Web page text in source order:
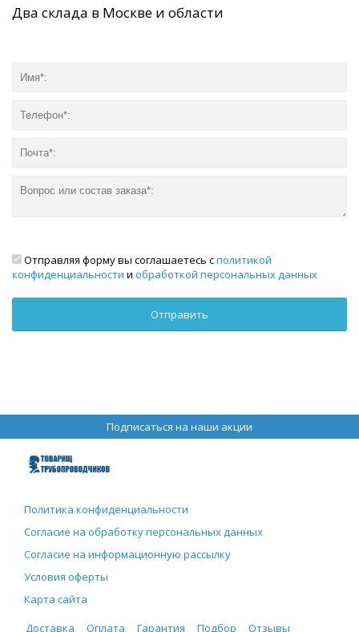
Два склада в Москве и области
Отправляя форму вы соглашаетесь сполитикой
конфиденциальности и обработкой персональных данных
Подписаться на наши акции
Политика конфиденциальности
Согласие на обработку персональных данных
Согласие на информационную рассылку
Условия оферты
Карта сайта
Доставка
Оплата Гарантия Подбор Отзывы